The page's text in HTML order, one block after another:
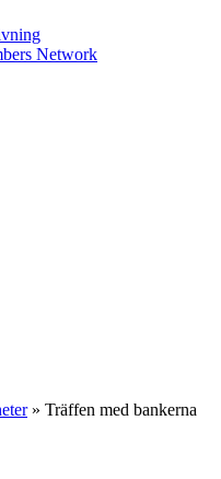
Network
» Träffen med bankerna